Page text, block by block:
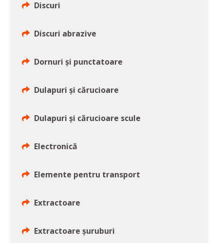
Discuri
Discuri abrazive
Dornuri şi punctatoare
Dulapuri şi cărucioare
Dulapuri şi cărucioare scule
Electronică
Elemente pentru transport
Extractoare
Extractoare şuruburi